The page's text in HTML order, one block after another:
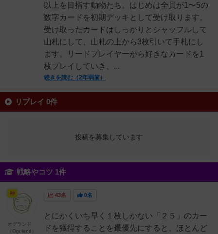
以上を目指す動物たち。はじめは全員が1〜5の
数字カードを初期デッキとして受け取ります。
受け取ったカードはしっかりとシャッフルして
山札にして、山札の上から3枚引いて手札にし
ます。リードプレイヤーから好きなカードを1
枚プレイしていき、...
続きを読む（2年弱前）
リプレイ 0件
投稿を募集しています
戦略やコツ 1件
43名 0名
とにかくいち早く１枚しかない「２５」のカー
ドを獲得することを最優先にすると、ほとんど
神
オグランド
（Oguland）